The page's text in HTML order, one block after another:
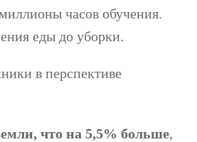
часов обучения.
еды до уборки.
в перспективе
что на 5,5% больше,